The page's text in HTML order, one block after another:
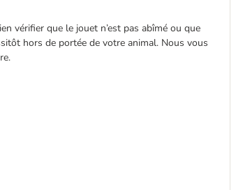
vérifier que le jouet n’est pas abîmé ou que
hors de portée de votre animal. Nous vous